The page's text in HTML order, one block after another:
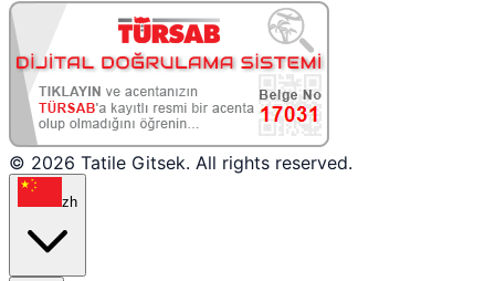
© 2026 Tatile Gitsek. All rights reserved.
zh